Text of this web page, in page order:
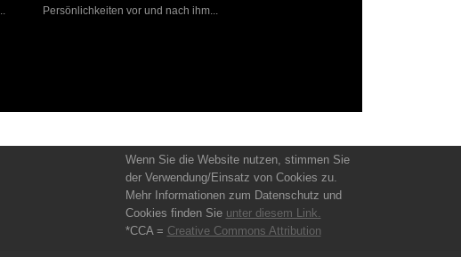
Persönlichkeiten vor und nach ihm...
Wenn Sie die Website nutzen, stimmen Sie
der Verwendung/Einsatz von Cookies zu.
Mehr Informationen zum Datenschutz und
Cookies finden Sie unter diesem Link.
*CCA = Creative Commons Attribution